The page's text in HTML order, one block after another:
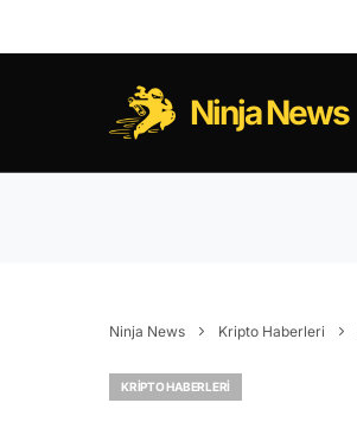
Ninja News
Ninja News Kripto Haberleri
KRIPTO HABERLERI